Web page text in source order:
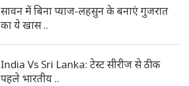
सावन में बिना प्याज-लहसुन के बनाएं गुजरात
का ये खास ..
India Vs Sri Lanka: टेस्ट सीरीज से ठीक
पहले भारतीय ..